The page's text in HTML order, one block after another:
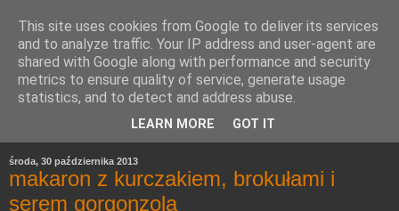
środa, 30 października 2013
makaron z kurczakiem, brokułami i
serem gorgonzola
This site uses cookies from Google to deliver its services
and to analyze traffic. Your IP address and user-agent are
shared with Google along with performance and security
metrics to ensure quality of service, generate usage
statistics, and to detect and address abuse.
LEARN MORE GOT IT